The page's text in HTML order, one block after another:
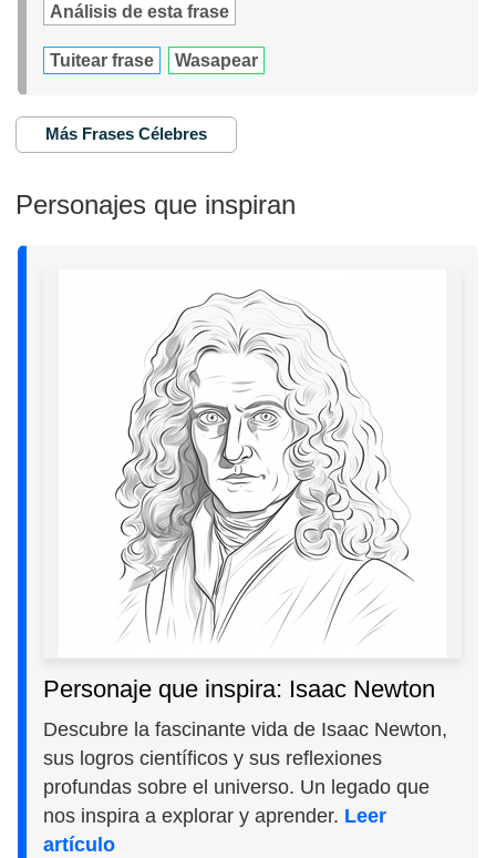
Análisis de esta frase
Tuitear frase Wasapear
Más Frases Célebres
Personajes que inspiran
Personaje que inspira: Isaac Newton
Descubre la fascinante vida de Isaac Newton,
sus logros científicos y sus reflexiones
profundas sobre el universo. Un legado que
nos inspira a explorar y aprender. Leer
artículo